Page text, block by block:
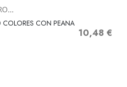
CON PEANA
Precio
10,48 €